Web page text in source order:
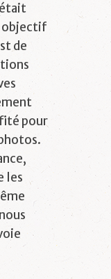
objectif
de
pour
les